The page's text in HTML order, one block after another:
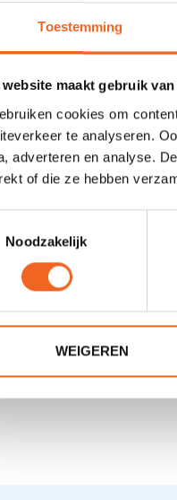
Toestemming
website maakt gebruik
cookies om
te analyseren.
adverteren en analyse.
of die ze hebben
Noodzakelijk
WEIGEREN
edition: er worden er
een volledige slice. De
voor personen tot